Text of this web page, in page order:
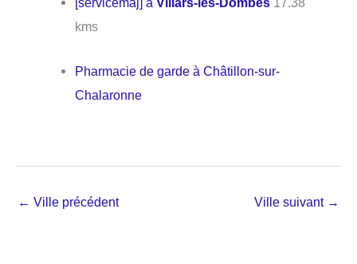
kms
Pharmacie de garde à Châtillon-sur-
Chalaronne
← Ville précédent Ville suivant →